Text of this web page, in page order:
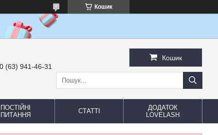
Кошик
(63) 941-46-31
Кошик
ПОСТІЙНІ
ПИТАННЯ
СТАТТІ
ДОДАТОК
LOVELASH